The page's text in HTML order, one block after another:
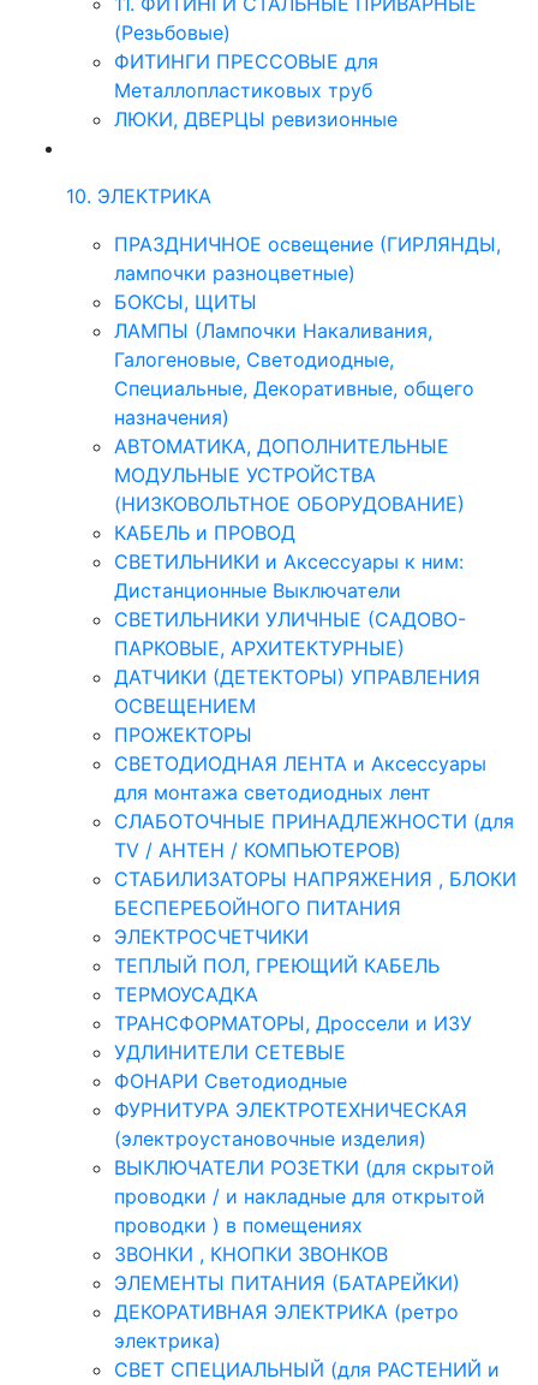
(Резьбовые)
ФИТИНГИ ПРЕССОВЫЕ для
Металлопластиковых труб
ЛЮКИ, ДВЕРЦЫ ревизионные
10. ЭЛЕКТРИКА
ПРАЗДНИЧНОЕ освещение (ГИРЛЯНДЫ,
лампочки разноцветные)
БОКСЫ, ЩИТЫ
ЛАМПЫ (Лампочки Накаливания,
Галогеновые, Светодиодные,
Специальные, Декоративные, общего
назначения)
АВТОМАТИКА, ДОПОЛНИТЕЛЬНЫЕ
МОДУЛЬНЫЕ УСТРОЙСТВА
(НИЗКОВОЛЬТНОЕ ОБОРУДОВАНИЕ)
КАБЕЛЬ и ПРОВОД
СВЕТИЛЬНИКИ и Аксессуары к ним:
Дистанционные Выключатели
СВЕТИЛЬНИКИ УЛИЧНЫЕ (САДОВО-
ПАРКОВЫЕ, АРХИТЕКТУРНЫЕ)
ДАТЧИКИ (ДЕТЕКТОРЫ) УПРАВЛЕНИЯ
ОСВЕЩЕНИЕМ
ПРОЖЕКТОРЫ
СВЕТОДИОДНАЯ ЛЕНТА и Аксессуары
для монтажа светодиодных лент
СЛАБОТОЧНЫЕ ПРИНАДЛЕЖНОСТИ (для
TV / АНТЕН / КОМПЬЮТЕРОВ)
СТАБИЛИЗАТОРЫ НАПРЯЖЕНИЯ , БЛОКИ
БЕСПЕРЕБОЙНОГО ПИТАНИЯ
ЭЛЕКТРОСЧЕТЧИКИ
ТЕПЛЫЙ ПОЛ, ГРЕЮЩИЙ КАБЕЛЬ
ТЕРМОУСАДКА
ТРАНСФОРМАТОРЫ, Дроссели и ИЗУ
УДЛИНИТЕЛИ СЕТЕВЫЕ
ФОНАРИ Светодиодные
ФУРНИТУРА ЭЛЕКТРОТЕХНИЧЕСКАЯ
(электроустановочные изделия)
ВЫКЛЮЧАТЕЛИ РОЗЕТКИ (для скрытой
проводки / и накладные для открытой
проводки ) в помещениях
ЗВОНКИ , КНОПКИ ЗВОНКОВ
ЭЛЕМЕНТЫ ПИТАНИЯ (БАТАРЕЙКИ)
ДЕКОРАТИВНАЯ ЭЛЕКТРИКА (ретро
электрика)
СВЕТ СПЕЦИАЛЬНЫЙ (для РАСТЕНИЙ и